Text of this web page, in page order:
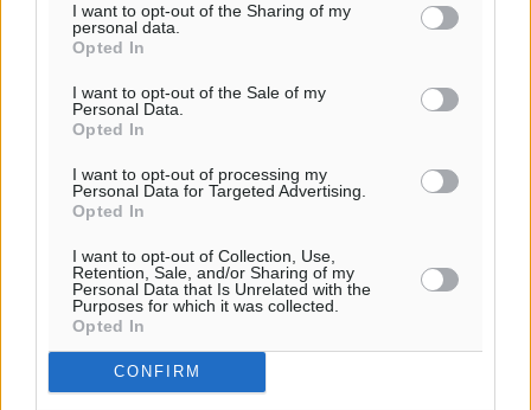
I want to opt-out of the Sharing of my
personal data.
Opted In
I want to opt-out of the Sale of my
Personal Data.
Opted In
I want to opt-out of processing my
Personal Data for Targeted Advertising.
Opted In
I want to opt-out of Collection, Use,
Retention, Sale, and/or Sharing of my
Personal Data that Is Unrelated with the
Purposes for which it was collected.
Opted In
CONFIRM
Νικηφόρος Παπανικόλας: «Η μέχρι σήμερα μη επαναφορά
των μειωμένων συντελεστών ΦΠΑ στα νησιά αποτελεί
τεράστια…
μειωμένων συντελεστών ΦΠΑ
τα νησιά, θα ζητήσει η ΠΕΔ Νοτίου Αιγαίου με ψήφισμα της
ΔΙΑΒΑΣΕ ΕΠΙΣΗΣ